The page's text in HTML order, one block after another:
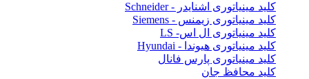
کلید مینیاتوری اشنایدر - Schneider
کلید مینیاتوری زیمنس - Siemens
کلید مینیاتوری ال اس- LS
کلید مینیاتوری هیوندا - Hyundai
کلید مینیاتوری پارس فانال
کلید محافظ جان